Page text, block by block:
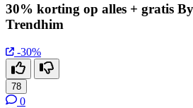
30% korting op alles + gratis
Trendhim
-30%
78
0